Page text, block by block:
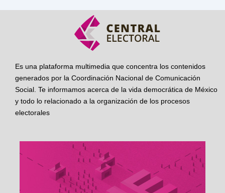
Es una plataforma multimedia que concentra los contenidos
generados por la Coordinación Nacional de Comunicación
Social. Te informamos acerca de la vida democrática de México
y todo lo relacionado a la organización de los procesos
electorales